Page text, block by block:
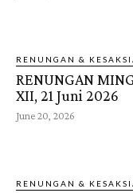
RENUNGAN &
RENUNGAN
XII, 21 Juni 2026
June 20, 2026
RENUNGAN &